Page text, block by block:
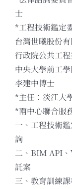
士
*工程技術鑑定
台灣世曦股份
行政院公共工
中央大學前工
李建中博士
*主任：淡江大
*兩中心聯合服
一、工程技術
詢
二、BIM API
託案
三、教育訓練